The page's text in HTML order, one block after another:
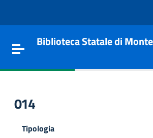
Toggle navigation
Biblioteca Statale di
014
Tipologia